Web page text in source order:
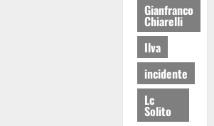
Gianfranco
Chiarelli
Ilva
incidente
Lc
Solito